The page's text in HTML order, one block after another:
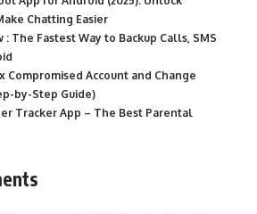
Chatting Easier
: The Fastest Way to Backup Calls, SMS
Compromised Account and Change
by-Step Guide)
Tracker App – The Best Parental